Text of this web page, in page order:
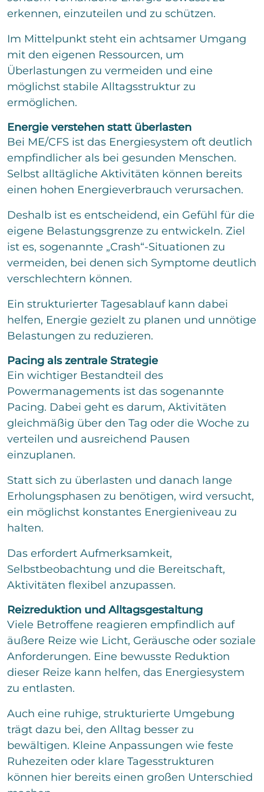
e
x
n
m
e
n
t
a
o
d
r
N
a
c
h
r
i
h
t
Bitte löse die Aufgabe*
11
Senden
erkennen, einzuteilen und zu schützen.
Im Mittelpunkt steht ein achtsamer Umgang
mit den eigenen Ressourcen, um
Überlastungen zu vermeiden und eine
möglichst stabile Alltagsstruktur zu
ermöglichen.
Energie verstehen statt überlasten
Bei ME/CFS ist das Energiesystem oft deutlich
empfindlicher als bei gesunden Menschen.
Selbst alltägliche Aktivitäten können bereits
einen hohen Energieverbrauch verursachen.
Deshalb ist es entscheidend, ein Gefühl für die
eigene Belastungsgrenze zu entwickeln. Ziel
ist es, sogenannte „Crash“-Situationen zu
vermeiden, bei denen sich Symptome deutlich
verschlechtern können.
Ein strukturierter Tagesablauf kann dabei
helfen, Energie gezielt zu planen und unnötige
Belastungen zu reduzieren.
Pacing als zentrale Strategie
Ein wichtiger Bestandteil des
Powermanagements ist das sogenannte
Pacing. Dabei geht es darum, Aktivitäten
gleichmäßig über den Tag oder die Woche zu
verteilen und ausreichend Pausen
einzuplanen.
Statt sich zu überlasten und danach lange
Erholungsphasen zu benötigen, wird versucht,
ein möglichst konstantes Energieniveau zu
halten.
Das erfordert Aufmerksamkeit,
Selbstbeobachtung und die Bereitschaft,
Aktivitäten flexibel anzupassen.
Reizreduktion und Alltagsgestaltung
Viele Betroffene reagieren empfindlich auf
äußere Reize wie Licht, Geräusche oder soziale
Anforderungen. Eine bewusste Reduktion
dieser Reize kann helfen, das Energiesystem
zu entlasten.
Auch eine ruhige, strukturierte Umgebung
trägt dazu bei, den Alltag besser zu
bewältigen. Kleine Anpassungen wie feste
Ruhezeiten oder klare Tagesstrukturen
können hier bereits einen großen Unterschied